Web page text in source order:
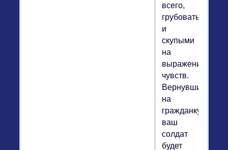
всего,
грубоватыми
и
скупыми
на
выражение
чувств.
Вернувшись
на
гражданку,
ваш
солдат
будет